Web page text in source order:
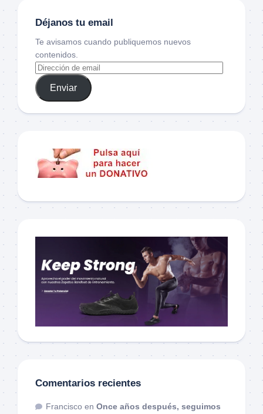
Déjanos tu email
Te avisamos cuando publiquemos nuevos
contenidos.
Enviar
Comentarios recientes
Francisco en Once años después, seguimos